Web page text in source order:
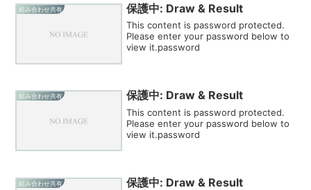
組み合わせ共有 保護中: Draw & Result
This content is password protected.
Please enter your password below to
view it.password
組み合わせ共有 保護中: Draw & Result
This content is password protected.
Please enter your password below to
view it.password
組み合わせ共有 保護中: Draw & Result